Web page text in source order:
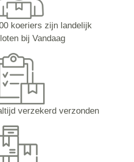
koeriers zijn landelijk
bij Vandaag
verzekerd verzonden